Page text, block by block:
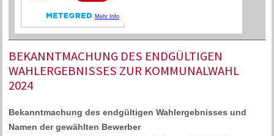
BEKANNTMACHUNG DES ENDGÜLTIGEN
WAHLERGEBNISSES ZUR KOMMUNALWAHL
2024
Bekanntmachung des endgültigen Wahlergebnisses und
Namen der gewählten Bewerber